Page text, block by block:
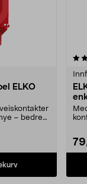
ELKO
– bedre